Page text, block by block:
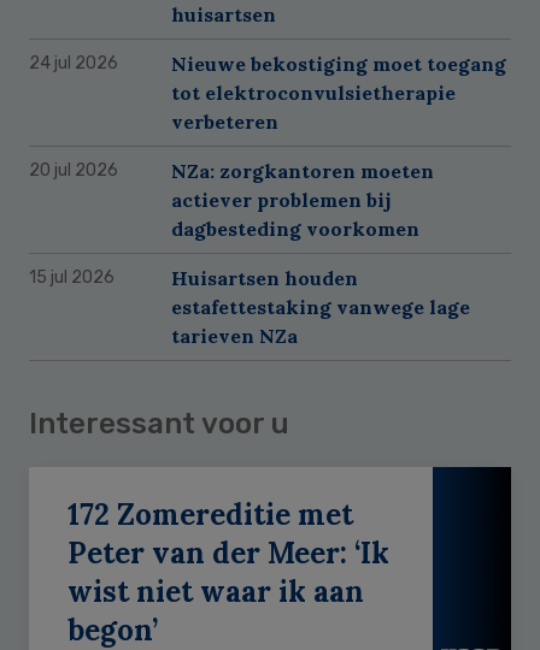
huisartsen
24 jul 2026
Nieuwe bekostiging moet toegang
tot elektroconvulsietherapie
verbeteren
20 jul 2026
NZa: zorgkantoren moeten
actiever problemen bij
dagbesteding voorkomen
15 jul 2026
Huisartsen houden
estafettestaking vanwege lage
tarieven NZa
Interessant voor u
172 Zomereditie met
Peter van der Meer: ‘Ik
wist niet waar ik aan
begon’